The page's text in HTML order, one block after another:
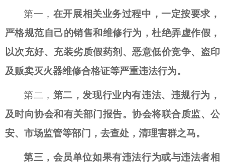
第一， 在开展相关业务过程中，一定按要求，
严格规范自己的销售和维修行为，杜绝弄虚作假，
以次充好、充装劣质假药剂、恶意低价竞争、盗印
及贩卖灭火器维修合格证等严重违法行为。
第二， 第二，发现行业内有违法、违规行为，
及时向协会和有关部门报告。协会将联合质监、公
安、市场监管等部门，去查处，清理害群之马。
第三，会员单位如果有违法行为或与违法者相